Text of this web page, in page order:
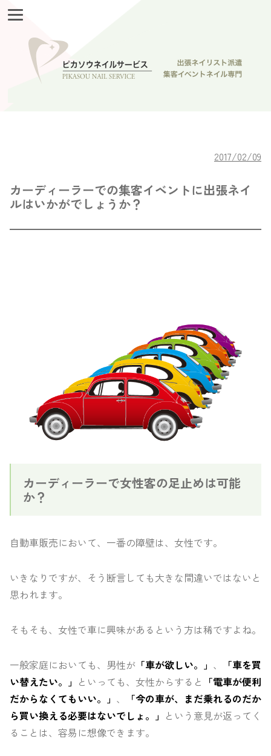
2017/02/09
カーディーラーでの集客イベントに出張ネイ
ルはいかがでしょうか？
カーディーラーで女性客の足止めは可能
か？
自動車販売において、一番の障壁は、女性です。
いきなりですが、そう断言しても大きな間違いではないと
思われます。
そもそも、女性で車に興味があるという方は稀ですよね。
一般家庭においても、男性が 「車が欲しい。」 、
「車を買
い替えたい。」 といっても、女性からすると 「電車が便利
だからなくてもいい。」 、
「今の車が、まだ乗れるのだか
ら買い換える必要はないでしょ。」 という意見が返ってく
ることは、容易に想像できます。